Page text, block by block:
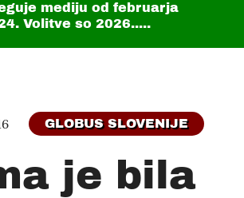
mediju od februarja
Volitve so 2026.....
GLOBUS SLOVENIJE
je bila